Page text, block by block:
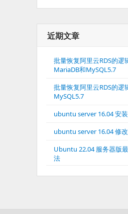
近期文章
批量恢复阿里云RDS的逻
MariaDB和MySQL5.7
批量恢复阿里云RDS的逻
MySQL5.7
ubuntu server 16.04 安
ubuntu server 16.04 修
Ubuntu 22.04 服务器版
法